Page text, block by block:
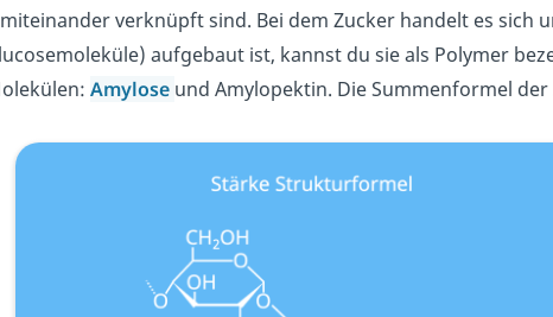
verknüpft sind. Bei dem Zucker handelt es sich
aufgebaut ist, kannst du sie als Polymer
Amylose und Amylopektin. Die Summenformel